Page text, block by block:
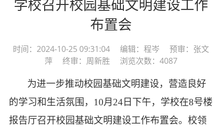
学校召开校园基础文明建设工作
布置会
时间：2024-10-25 09:31:04 编辑：程岑 预审：张文
萍 终审：周新胜 浏览次数：4087
为进一步推动校园基础文明建设，营造良好
的学习和生活氛围， 10月24日下午，学校在8号楼
报告厅召开校园基础文明建设工作布置会。 校领